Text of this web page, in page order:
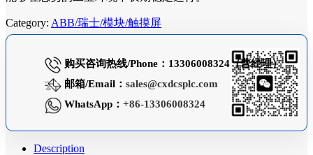
Category: ABB/瑞士/模块/触摸屏
购买咨询热线/Phone：13306008324（曹经理）
邮箱/Email： sales@cxdcsplc.com
WhatsApp： +86-13306008324
Description